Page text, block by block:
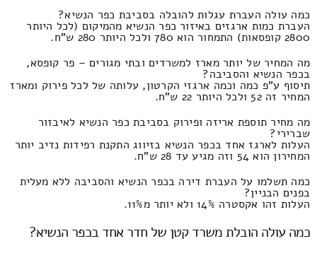
כמה עולה העברת עגלות להובלה בסביבת כפר הנשיא?
העברת כמות ארגזים באיזור כפר הנשיא מהמיקום (לכל היותר
2800 קופסאות) התמחור הוא 780 ולכל היותר 280 ש"ח.
מה המחיר של יותר מארז למשרדים ובתי מגורים – פר קופסא,
בכפר הנשיא והסביבה?
תיסוף ע"פ כמה וכמה ארגזי הקרטון, עלותה של לכל פירוק ומארז
המחיר זה 52 ולכל היותר 22 ש"ח.
מה מחיר תוספת אריזה ופירוק בסביבת כפר הנשיא לאיבזור
שברירי?
העלות לארגז אחד בכפר הנשיא בזיווג התקנת רפידות נדיב יותר
המחירון הוא 54 וזה מגיע עד 28 ש"ח.
כמה תשלמו על העברת דירה בכפר הנשיא והסביבה ללא מעלית
בפנים הבניין?
העלות זהו אקסטרה 14% ולא יותר מ11%.
כמה עולה הובלת משרד קטן של חדר אחד בכפר הנשיא?